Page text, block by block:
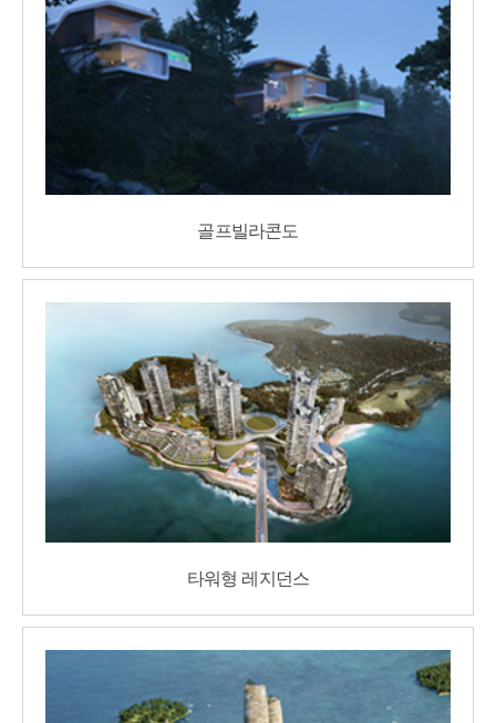
골프빌라콘도
타워형 레지던스